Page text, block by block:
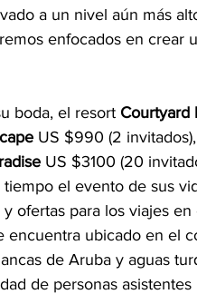
a un nivel aún más
enfocados en crear
boda, el resort Courtyard
US $990 (2 invitados),
US $3100 (20
el evento de sus
ofertas para los viajes
ubicado en el
de Aruba y aguas
de personas